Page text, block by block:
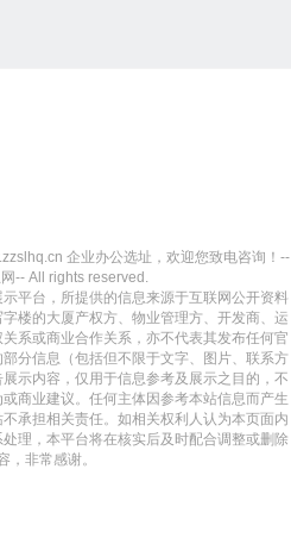
企业办公选址，欢迎您致电咨询！--
-- All rights reserved.
平台，所提供的信息来源于互联网公开资料
楼的大厦产权方、物业管理方、开发商、运
系或商业合作关系，亦不代表其发布任何官
分信息（包括但不限于文字、图片、联系方
示内容，仅用于信息参考及展示之目的，不
商业建议。任何主体因参考本站信息而产生
承担相关责任。如相关权利人认为本页面内
理，本平台将在核实后及时配合调整或删除
，非常感谢。